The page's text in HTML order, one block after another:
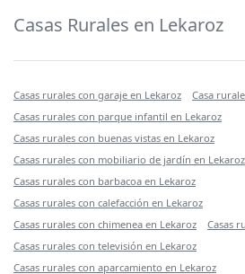
Casas Rurales en Lekaroz
Casas rurales con garaje en Lekaroz
Casa
Casas rurales con parque infantil en Lekaroz
Casas rurales con buenas vistas en Lekaroz
Casas rurales con mobiliario de jardín en Lekaroz
Casas rurales con barbacoa en Lekaroz
Casas rurales con calefacción en Lekaroz
Casas rurales con chimenea en Lekaroz
Casas
Casas rurales con televisión en Lekaroz
Casas rurales con aparcamiento en Lekaroz